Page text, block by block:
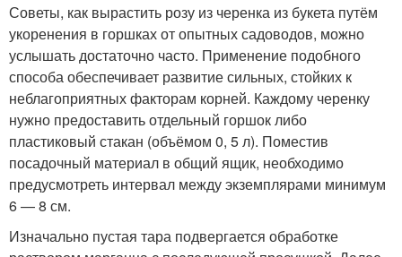
Советы, как вырастить розу из черенка из букета путём
укоренения в горшках от опытных садоводов, можно
услышать достаточно часто. Применение подобного
способа обеспечивает развитие сильных, стойких к
неблагоприятных факторам корней. Каждому черенку
нужно предоставить отдельный горшок либо
пластиковый стакан (объёмом 0, 5 л). Поместив
посадочный материал в общий ящик, необходимо
предусмотреть интервал между экземплярами минимум
6 — 8 см.
Изначально пустая тара подвергается обработке